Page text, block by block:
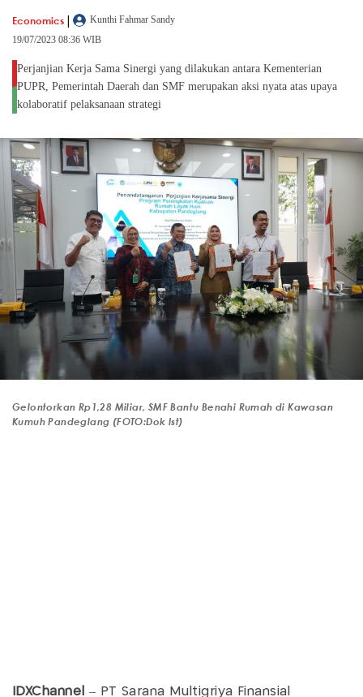
Economics |
Kunthi Fahmar Sandy
19/07/2023 08:36 WIB
Perjanjian Kerja Sama Sinergi yang dilakukan antara Kementerian
PUPR, Pemerintah Daerah dan SMF merupakan aksi nyata atas upaya
kolaboratif pelaksanaan strategi
Gelontorkan Rp1,28 Miliar, SMF Bantu Benahi Rumah di Kawasan
Kumuh Pandeglang (FOTO:Dok Ist)
IDXChannel – PT Sarana Multigriya Finansial